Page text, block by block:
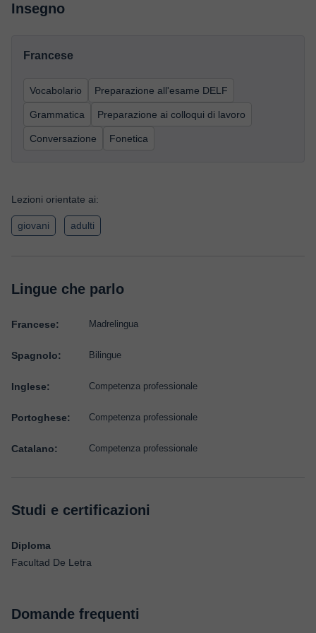
Insegno
Francese
Vocabolario Preparazione all'esame DELF
Grammatica Preparazione ai colloqui di lavoro
Conversazione Fonetica
Lezioni orientate ai:
giovani adulti
Lingue che parlo
Francese: Madrelingua
Spagnolo: Bilingue
Inglese: Competenza professionale
Portoghese: Competenza professionale
Catalano: Competenza professionale
Studi e certificazioni
Diploma
Facultad De Letra
Domande frequenti